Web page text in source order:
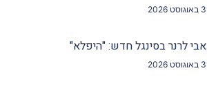
3 באוגוסט 2026
אבי לרנר בסינגל חדש: "היפלא"
3 באוגוסט 2026